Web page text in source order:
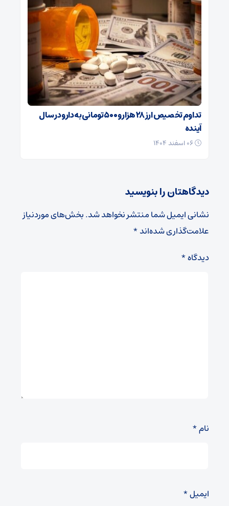
تداوم تخصیص ارز ۲۸ هزار و ۵۰۰ تومانی به دارو در سال
آینده
دیدگاهتان را بنویسید
نشانی ایمیل شما منتشر نخواهد شد.بخش‌های موردنیاز
علامت‌گذاری شده‌اند*
دیدگاه*
نام*
ایمیل*